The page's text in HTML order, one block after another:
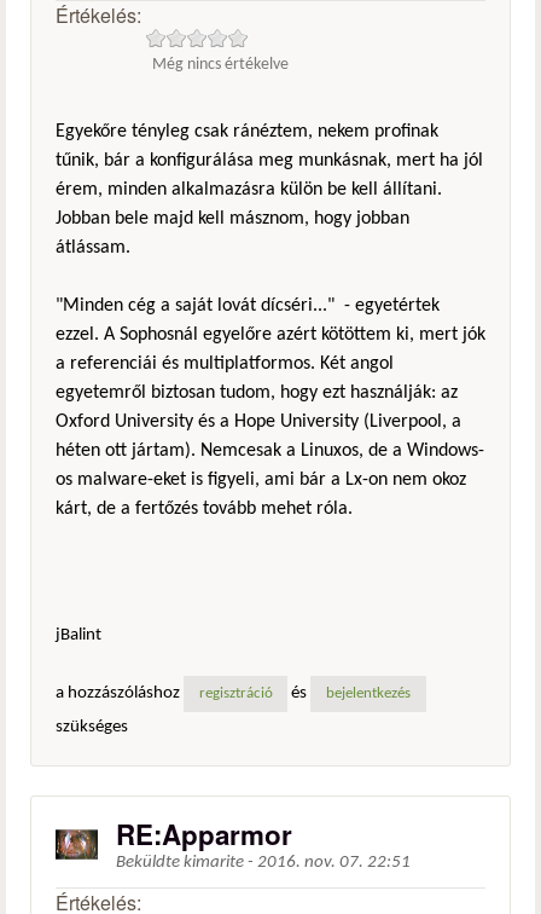
Értékelés:
Még nincs értékelve
Egyekőre tényleg csak ránéztem, nekem profinak
tűnik, bár a konfigurálása meg munkásnak, mert ha jól
érem, minden alkalmazásra külön be kell állítani.
Jobban bele majd kell másznom, hogy jobban
átlássam.
"Minden cég a saját lovát dícséri..." - egyetértek
ezzel. A Sophosnál egyelőre azért kötöttem ki, mert jók
a referenciái és multiplatformos. Két angol
egyetemről biztosan tudom, hogy ezt használják: az
Oxford University és a Hope University (Liverpool, a
héten ott jártam). Nemcesak a Linuxos, de a Windows-
os malware-eket is figyeli, ami bár a Lx-on nem okoz
kárt, de a fertőzés tovább mehet róla.
jBalint
a hozzászóláshoz regisztráció és bejelentkezés
szükséges
RE:Apparmor
Beküldte kimarite - 2016. nov. 07. 22:51
Értékelés: